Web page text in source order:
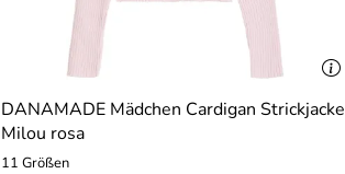
DANAMADE Mädchen Cardigan Strickjacke
Milou rosa
11 Größen